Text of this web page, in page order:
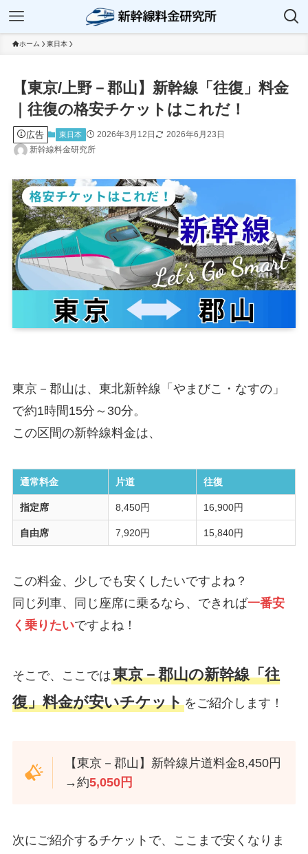
ホーム 東日本
【東京/上野－郡山】新幹線「往復」料金
｜往復の格安チケットはこれだ！
広告 東日本 2026年3月12日
2026年6月23日
新幹線料金研究所
東京－郡山は、東北新幹線「やまびこ・なすの」
で約1時間15分～30分。
この区間の新幹線料金は、
通常料金 片道 往復
指定席 8,450円 16,900円
自由席 7,920円 15,840円
この料金、少しでも安くしたいですよね？
同じ列車、同じ座席に乗るなら、できれば一番安
く乗りたいですよね！
そこで、ここでは東京－郡山の新幹線「往
復」料金が安いチケットをご紹介します！
【東京－郡山】新幹線片道料金8,450円
→約5,050円
次にご紹介するチケットで、ここまで安くなりま